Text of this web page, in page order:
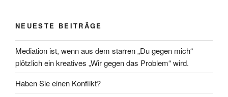
NEUESTE BEITRÄGE
Mediation ist, wenn aus dem starren „Du gegen mich“
plötzlich ein kreatives „Wir gegen das Problem“ wird.
Haben Sie einen Konflikt?